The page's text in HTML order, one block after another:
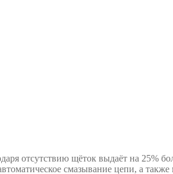
отсутствию щёток выдаёт на 25%
смазывание цепи, а также